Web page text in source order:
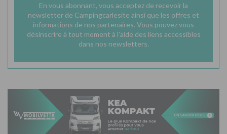
En vous abonnant, vous acceptez de recevoir la
newsletter de Campingcarlesite ainsi que les offres et
informations de nos partenaires. Vous pouvez vous
désinscrire à tout moment à l'aide des liens accessibles
dans nos newsletters.